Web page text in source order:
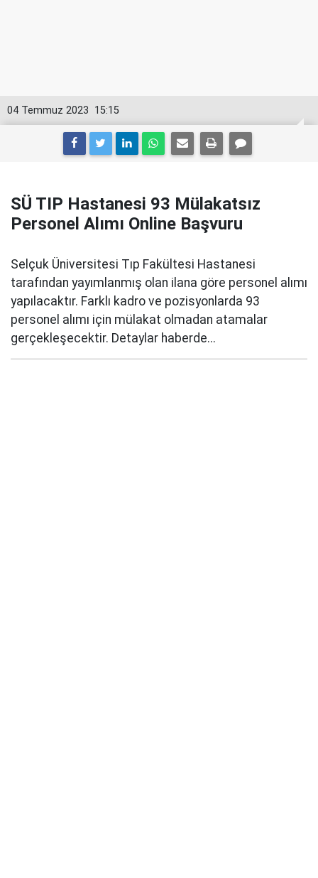
15:15
04 Temmuz 2023
SÜ TIP Hastanesi 93 Mülakatsız
Personel Alımı Online Başvuru
Selçuk Üniversitesi Tıp Fakültesi Hastanesi
tarafından yayımlanmış olan ilana göre personel alımı
yapılacaktır. Farklı kadro ve pozisyonlarda 93
personel alımı için mülakat olmadan atamalar
gerçekleşecektir. Detaylar haberde...